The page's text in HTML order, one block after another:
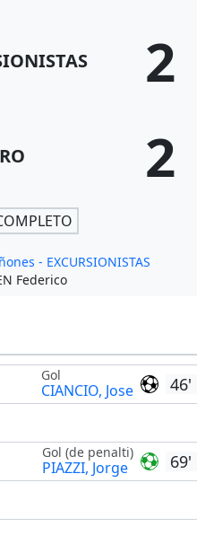
2
2
- EXCURSIONISTAS
Federico
46'
Gol
CIANCIO, Jose
69'
Gol (de penalti)
PIAZZI, Jorge